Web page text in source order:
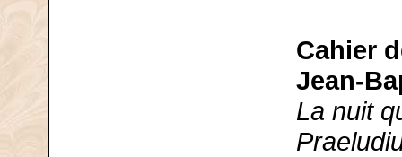
Cahier
Jean-
La nuit